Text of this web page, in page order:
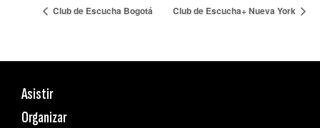
Club de Escucha Bogotá Club de Escucha+ Nueva York
Asistir
Organizar